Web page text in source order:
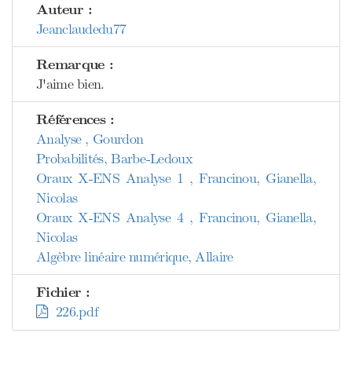
Auteur :
Jeanclaudedu77
Remarque :
J'aime bien.
Références :
Analyse , Gourdon
Probabilités, Barbe-Ledoux
Oraux X-ENS Analyse 1 , Francinou, Gianella,
Nicolas
Oraux X-ENS Analyse 4 , Francinou, Gianella,
Nicolas
Algèbre linéaire numérique, Allaire
Fichier :
226.pdf